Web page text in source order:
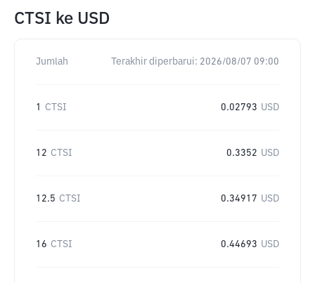
CTSI ke USD
Jumlah Terakhir diperbarui: 2026/08/07 09:00
1 CTSI 0.02793 USD
12 CTSI 0.3352 USD
12.5 CTSI 0.34917 USD
16 CTSI 0.44693 USD